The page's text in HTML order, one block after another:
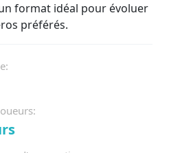
format idéal pour évoluer
préférés.